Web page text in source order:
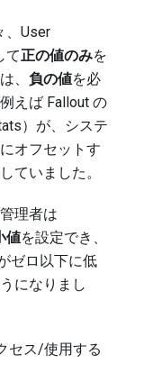
、User
て正の値のみを
、 負の値を必
えば Fallout の
）が、システ
オフセットす
ていました。
理者は
値を設定でき、
ゼロ以下に低
になりまし
セス/使用する